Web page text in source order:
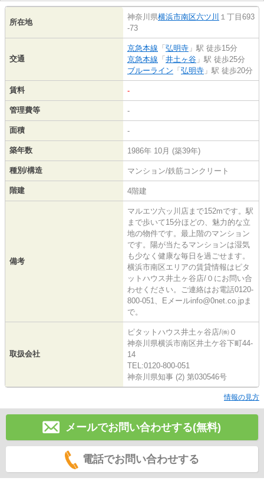
所在地
神奈川県横浜市南区六ツ川 １丁目693
-73
交通
京急本線 「 弘明寺 」駅 徒歩15分
京急本線 「 井土ヶ谷 」駅 徒歩25分
ブルーライン 「 弘明寺 」駅 徒歩20分
賃料 -
管理費等 -
面積 -
築年数 1986年 10月 (築39年)
種別/構造 マンション/鉄筋コンクリート
階建 4階建
備考
マルエツ六ッ川店まで152mです。駅
まで歩いて15分ほどの、魅力的な立
地の物件です。最上階のマンション
です。陽が当たるマンションは湿気
も少なく健康な毎日を過ごせます。
横浜市南区エリアの賃貸情報はピタ
ットハウス井土ヶ谷店/０にお問い合
わせください。ご連絡はお電話0120-
800-051、Eメールinfo@0net.co.jpま
で。
取扱会社
ピタットハウス井土ヶ谷店/㈱０
神奈川県横浜市南区井土ケ谷下町44-
14
TEL:0120-800-051
神奈川県知事 (2) 第030546号
情報の見方
メールでお問い合わせする(無料)
電話でお問い合わせする